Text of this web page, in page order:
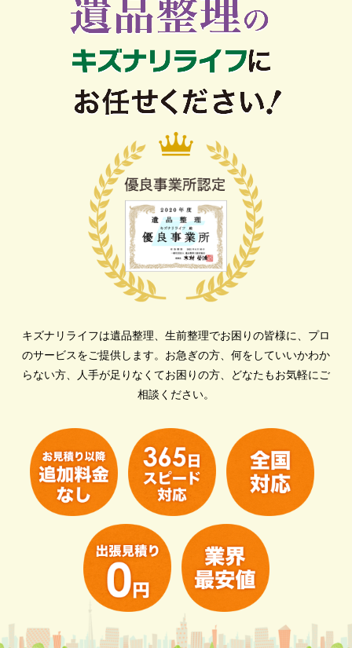
キズナリライフは遺品整理、生前整理でお困りの皆様に、プロ
のサービスをご提供します。 お急ぎの方、何をしていいかわか
らない方、人手が足りなくてお困りの方、どなたもお気軽にご
相談ください。